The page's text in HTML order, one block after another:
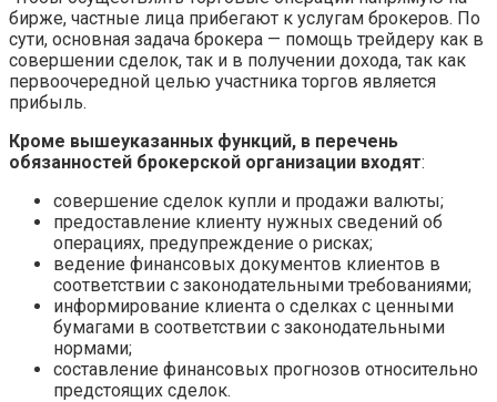
бирже, частные лица прибегают к услугам брокеров. По
сути, основная задача брокера — помощь трейдеру как в
совершении сделок, так и в получении дохода, так как
первоочередной целью участника торгов является
прибыль.
Кроме вышеуказанных функций, в перечень
обязанностей брокерской организации входят:
совершение сделок купли и продажи валюты;
предоставление клиенту нужных сведений об
операциях, предупреждение о рисках;
ведение финансовых документов клиентов в
соответствии с законодательными требованиями;
информирование клиента о сделках с ценными
бумагами в соответствии с законодательными
нормами;
составление финансовых прогнозов относительно
предстоящих сделок.